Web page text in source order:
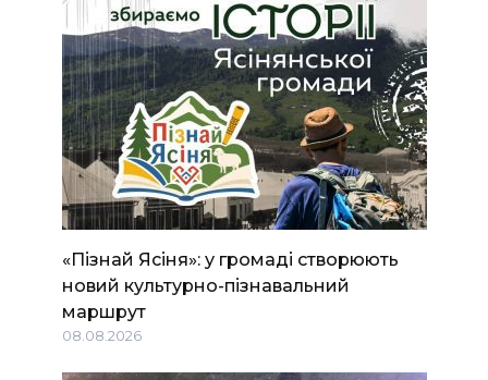
«Пізнай Ясіня»: у громаді створюють
новий культурно-пізнавальний
маршрут
08.08.2026